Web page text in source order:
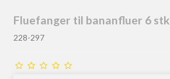
Fluefanger til bananfluer 6 stk
228-297